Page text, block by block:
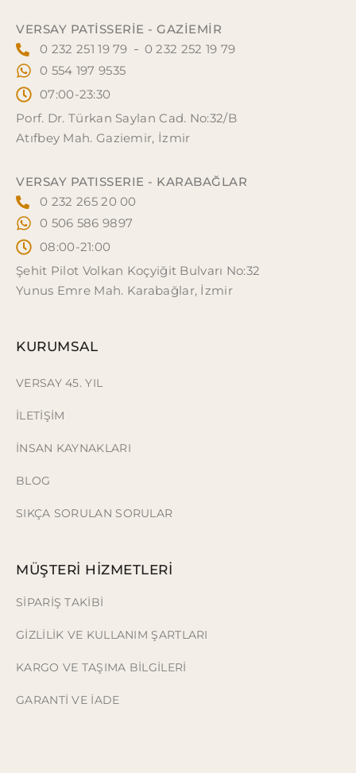
VERSAY PATISSERIE - GAZİEMİR
0 232 251 19 79
0 232 252 19 79
0 554 197 9535
07:00-23:30
Porf. Dr. Türkan Saylan Cad. No:32/B
Atıfbey Mah. Gaziemir, İzmir
VERSAY PATISSERIE - KARABAĞLAR
0 232 265 20 00
0 506 586 9897
08:00-21:00
Şehit Pilot Volkan Koçyiğit Bulvarı No:32
Yunus Emre Mah. Karabağlar, İzmir
KURUMSAL
VERSAY 45. YIL
İLETİŞİM
İNSAN KAYNAKLARI
BLOG
SIKÇA SORULAN SORULAR
MÜŞTERİ HİZMETLERİ
SİPARİŞ TAKİBİ
GİZLİLİK VE KULLANIM ŞARTLARI
KARGO VE TAŞIMA BİLGİLERİ
GARANTİ VE İADE